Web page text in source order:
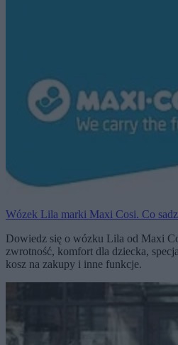
Wózek Lila marki Maxi Cosi. Co
Dowiedz się o wózku Lila od Maxi
zwrotność, komfort dla dziecka,
kosz na zakupy i inne funkcje.